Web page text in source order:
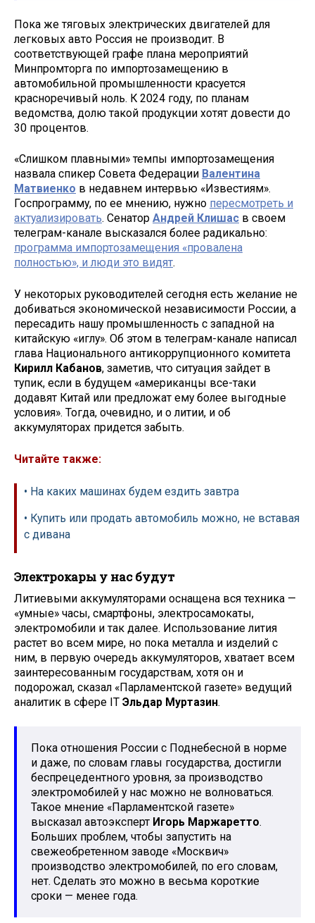
Пока же тяговых электрических двигателей для
легковых авто Россия не производит. В
соответствующей графе плана мероприятий
Минпромторга по импортозамещению в
автомобильной промышленности красуется
красноречивый ноль. К 2024 году, по планам
ведомства, долю такой продукции хотят довести до
30 процентов.
«Слишком плавными» темпы импортозамещения
назвала спикер Совета Федерации Валентина
Матвиенко в недавнем интервью «Известиям».
Госпрограмму, по ее мнению, нужно пересмотреть и
актуализировать. Сенатор Андрей Клишас в своем
телеграм-канале высказался более радикально:
программа импортозамещения «провалена
полностью», и люди это видят.
У некоторых руководителей сегодня есть желание не
добиваться экономической независимости России, а
пересадить нашу промышленность с западной на
китайскую «иглу». Об этом в телеграм-канале написал
глава Национального антикоррупционного комитета
Кирилл Кабанов, заметив, что ситуация зайдет в
тупик, если в будущем «американцы все-таки
додавят Китай или предложат ему более выгодные
условия». Тогда, очевидно, и о литии, и об
аккумуляторах придется забыть.
Читайте также:
• На каких машинах будем ездить завтра
• Купить или продать автомобиль можно, не вставая
с дивана
Электрокары у нас будут
Литиевыми аккумуляторами оснащена вся техника —
«умные» часы, смартфоны, электросамокаты,
электромобили и так далее. Использование лития
растет во всем мире, но пока металла и изделий с
ним, в первую очередь аккумуляторов, хватает всем
заинтересованным государствам, хотя он и
подорожал, сказал «Парламентской газете» ведущий
аналитик в сфере IT Эльдар Муртазин.
Пока отношения России с Поднебесной в норме
и даже, по словам главы государства, достигли
беспрецедентного уровня, за производство
электромобилей у нас можно не волноваться.
Такое мнение «Парламентской газете»
высказал автоэксперт Игорь Маржаретто.
Больших проблем, чтобы запустить на
свежеобретенном заводе «Москвич»
производство электромобилей, по его словам,
нет. Сделать это можно в весьма короткие
сроки — менее года.